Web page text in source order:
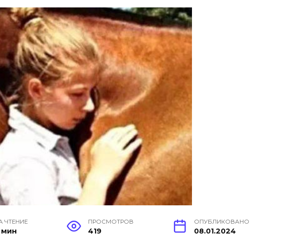
ЧТЕНИЕ
мин
ПРОСМОТРОВ
419
ОПУБЛИКОВАНО
08.01.2024